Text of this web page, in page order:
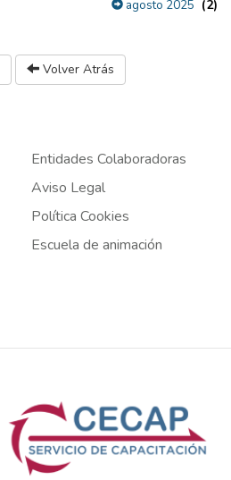
agosto 2025 (2)
Volver Atrás
Entidades Colaboradoras
Aviso Legal
Política Cookies
Escuela de animación